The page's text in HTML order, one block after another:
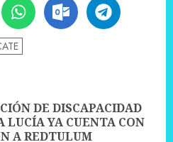
DE DISCAPACIDAD
LUCÍA YA CUENTA CON
A REDTULUM